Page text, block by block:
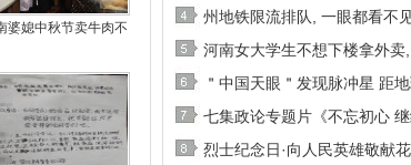
婆媳中秋节卖牛肉不
州地铁限流排队, 一眼都看不
河南女大学生不想下楼拿外
＂中国天眼＂发现脉冲星 距
七集政论专题片《不忘初心
烈士纪念日·向人民英雄敬献